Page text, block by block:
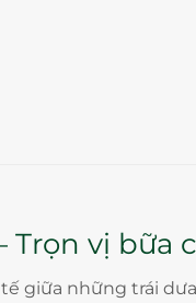
Trọn vị bữa
giữa những trái